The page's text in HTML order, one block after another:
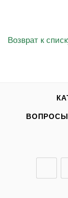
Возврат к